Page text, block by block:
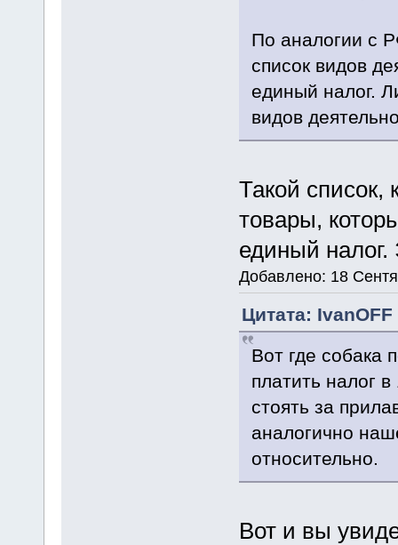
По аналогии с
список видов
единый налог.
видов
Такой список,
товары,
единый
Добавлено: 18
Цитата:
Вот где собака
платить налог
стоять за
аналогично
относительно.
Вот и вы